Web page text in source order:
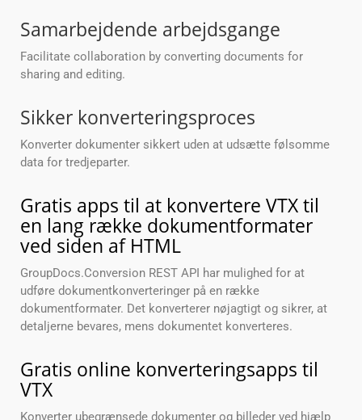
Samarbejdende arbejdsgange
Facilitate collaboration by converting documents for
sharing and editing.
Sikker konverteringsproces
Konverter dokumenter sikkert uden at udsætte følsomme
data for tredjeparter.
Gratis apps til at konvertere VTX til
en lang række dokumentformater
ved siden af HTML
GroupDocs.Conversion REST API har mulighed for at
udføre dokumentkonverteringer på en række
dokumentformater. Det konverterer nøjagtigt og sikrer, at
detaljerne bevares, mens dokumentet konverteres.
Gratis online konverteringsapps til
VTX
Konverter ubegrænsede dokumenter og billeder ved hjælp